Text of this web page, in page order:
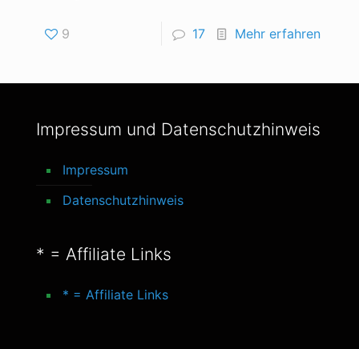
9 17 Mehr erfahren
Impressum und Datenschutzhinweis
Impressum
Datenschutzhinweis
* = Affiliate Links
* = Affiliate Links